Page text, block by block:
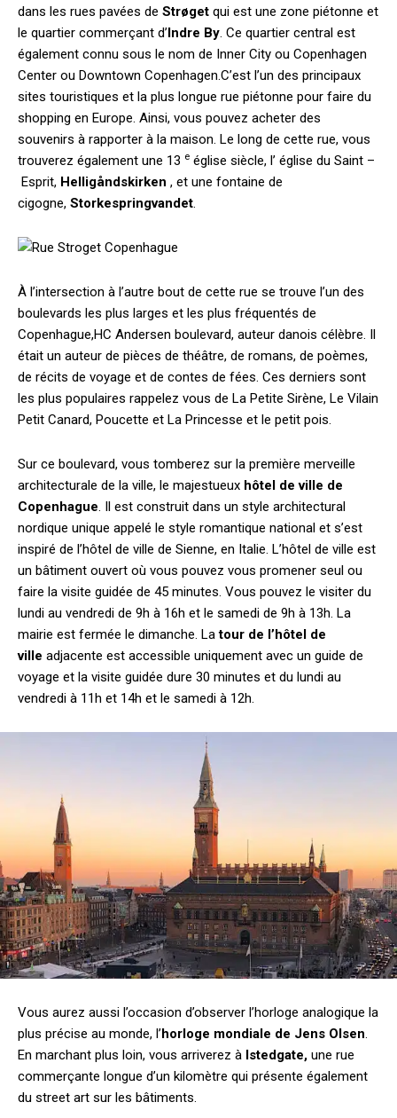
dans les rues pavées de Strøget qui est une zone piétonne et
le quartier commerçant d’Indre By. Ce quartier central est
également connu sous le nom de Inner City ou Copenhagen
Center ou Downtown Copenhagen.C’est l’un des principaux
sites touristiques et la plus longue rue piétonne pour faire du
shopping en Europe. Ainsi, vous pouvez acheter des
souvenirs à rapporter à la maison. Le long de cette rue, vous
trouverez également une 13 e église siècle, l’ église du Saint –
Esprit, Helligåndskirken , et une fontaine de
cigogne, Storkespringvandet.
À l’intersection à l’autre bout de cette rue se trouve l’un des
boulevards les plus larges et les plus fréquentés de
Copenhague,HC Andersen boulevard, auteur danois célèbre. Il
était un auteur de pièces de théâtre, de romans, de poèmes,
de récits de voyage et de contes de fées. Ces derniers sont
les plus populaires rappelez vous de La Petite Sirène, Le Vilain
Petit Canard, Poucette et La Princesse et le petit pois.
Sur ce boulevard, vous tomberez sur la première merveille
architecturale de la ville, le majestueux hôtel de ville de
Copenhague. Il est construit dans un style architectural
nordique unique appelé le style romantique national et s’est
inspiré de l’hôtel de ville de Sienne, en Italie. L’hôtel de ville est
un bâtiment ouvert où vous pouvez vous promener seul ou
faire la visite guidée de 45 minutes. Vous pouvez le visiter du
lundi au vendredi de 9h à 16h et le samedi de 9h à 13h. La
mairie est fermée le dimanche. Latour de l’hôtel de
ville adjacente est accessible uniquement avec un guide de
voyage et la visite guidée dure 30 minutes et du lundi au
vendredi à 11h et 14h et le samedi à 12h.
Vous aurez aussi l’occasion d’observer l’horloge analogique la
plus précise au monde, l’horloge mondiale de Jens Olsen.
En marchant plus loin, vous arriverez à Istedgate, une rue
commerçante longue d’un kilomètre qui présente également
du street art sur les bâtiments.